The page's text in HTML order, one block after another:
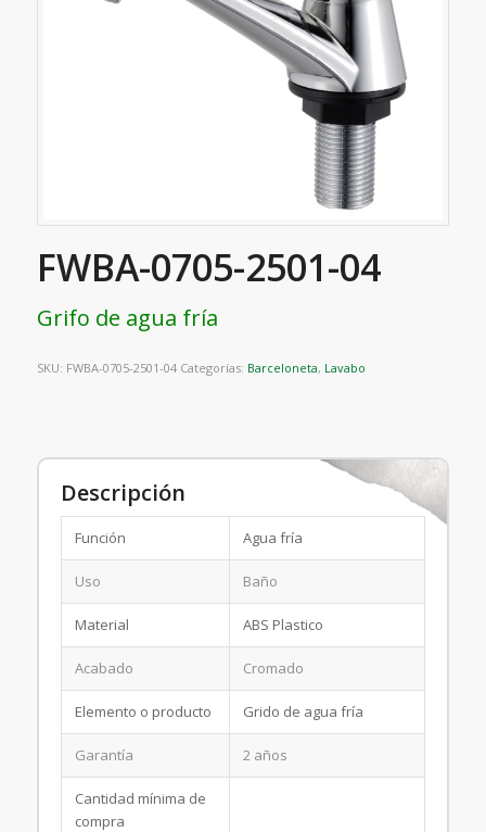
FWBA-0705-2501-04
Grifo de agua fría
SKU: FWBA-0705-2501-04 Categorías: Barceloneta, Lavabo
Descripción
Función Agua fría
Uso Baño
Material ABS Plastico
Acabado Cromado
Elemento o producto Grido de agua fría
Garantía 2 años
Cantidad mínima de
compra